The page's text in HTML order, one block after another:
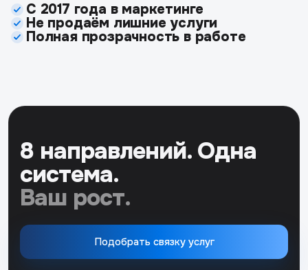
С 2017 года в маркетинге
Не продаём лишние услуги
Полная прозрачность в работе
8 направлений. Одна
система.
Ваш рост.
Подобрать связку услуг